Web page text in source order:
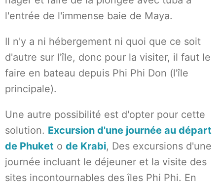
l'entrée de l'immense baie de Maya.
Il n'y a ni hébergement ni quoi que ce soit
d'autre sur l'île, donc pour la visiter, il faut le
faire en bateau depuis Phi Phi Don (l'île
principale).
Une autre possibilité est d'opter pour cette
solution. Excursion d'une journée au départ
de Phuket o de Krabi, Des excursions d'une
journée incluant le déjeuner et la visite des
sites incontournables des îles Phi Phi. En